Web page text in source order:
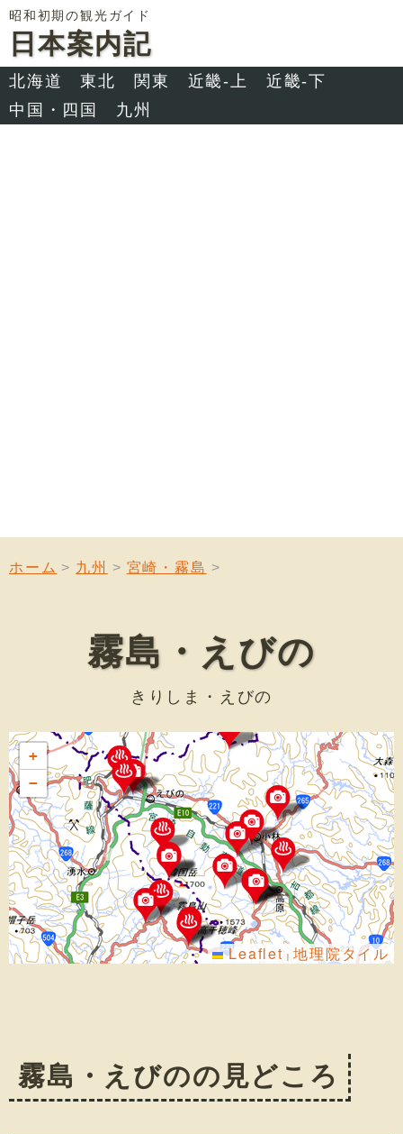
昭和初期の観光ガイド
日本案内記
北海道 東北 関東 近畿-上
近畿-下
中国・四国
九州
ホーム 九州 宮崎・霧島
霧島・えびの
きりしま・えびの
+
−
Leaflet | 地理院タイル
霧島・えびのの見どころ